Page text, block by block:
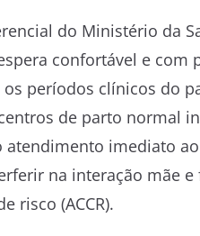
do Ministério da
confortável e
períodos clínicos do
de parto normal
atendimento imediato
na interação mãe
risco (ACCR).